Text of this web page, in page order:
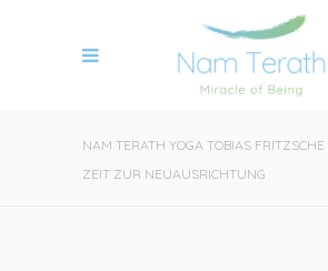
NAM TERATH YOGA TOBIAS FRITZSCHE
ZEIT ZUR NEUAUSRICHTUNG